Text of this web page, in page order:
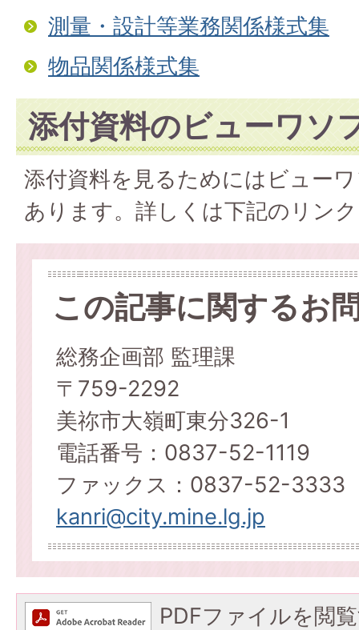
測量・設計等業務関係様式集
物品関係様式集
添付資料のビューワソ
添付資料を見るためにはビュー
あります。詳しくは下記のリン
この記事に関するお
総務企画部 監理課
〒759-2292
美祢市大嶺町東分326-1
電話番号：0837-52-1119
ファックス：0837-52-3333
kanri@city.mine.lg.jp
PDFファイルを閲